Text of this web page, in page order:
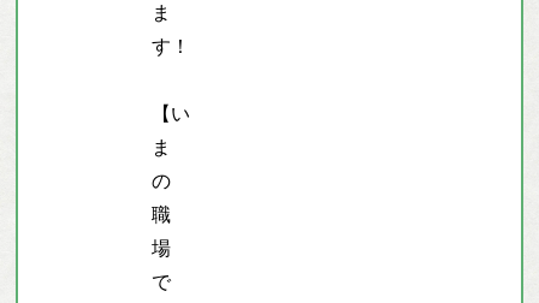
ま
す！
【い
ま
の
職
場
で